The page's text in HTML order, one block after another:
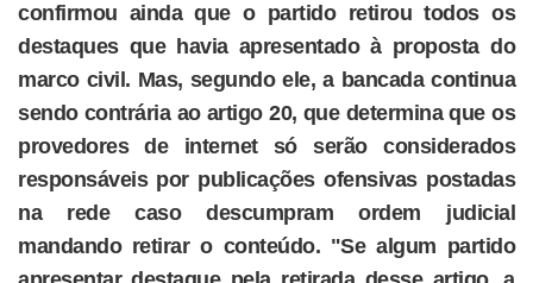
confirmou ainda que o partido retirou todos os
destaques que havia apresentado à proposta do
marco civil. Mas, segundo ele, a bancada continua
sendo contrária ao artigo 20, que determina que os
provedores de internet só serão considerados
responsáveis por publicações ofensivas postadas
na rede caso descumpram ordem judicial
mandando retirar o conteúdo. "Se algum partido